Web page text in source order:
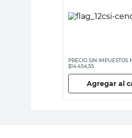
PRECIO SIN IMPUESTOS
$14.454,55
Agregar al